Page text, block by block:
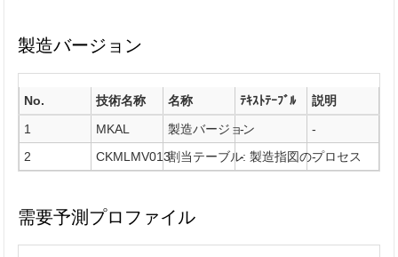
製造バージョン
No. 技術名称 名称 ﾃｷｽﾄﾃｰﾌﾞﾙ
説明
1
MKAL 製造バージョン
-
-
2
CKMLMV013割当テーブル: 製造指図のプロセス
- -
需要予測プロファイル